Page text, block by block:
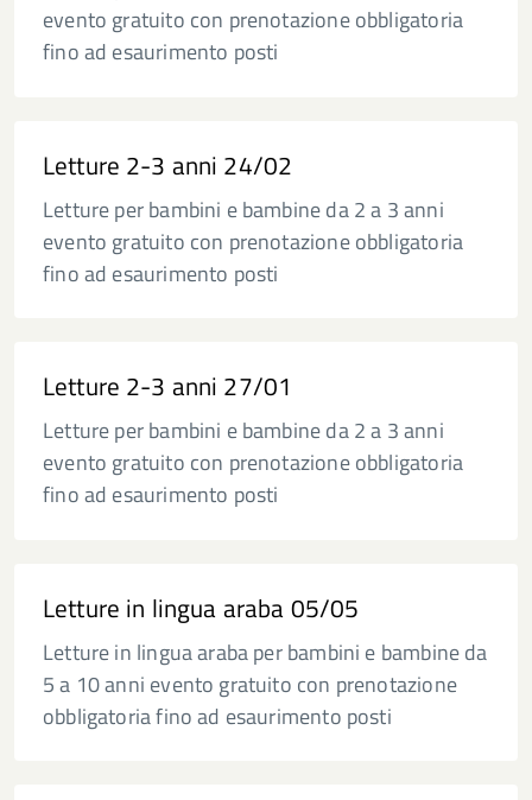
evento gratuito con prenotazione obbligatoria
fino ad esaurimento posti
Letture 2-3 anni 24/02
Letture per bambini e bambine da 2 a 3 anni
evento gratuito con prenotazione obbligatoria
fino ad esaurimento posti
Letture 2-3 anni 27/01
Letture per bambini e bambine da 2 a 3 anni
evento gratuito con prenotazione obbligatoria
fino ad esaurimento posti
Letture in lingua araba 05/05
Letture in lingua araba per bambini e bambine da
5 a 10 anni evento gratuito con prenotazione
obbligatoria fino ad esaurimento posti